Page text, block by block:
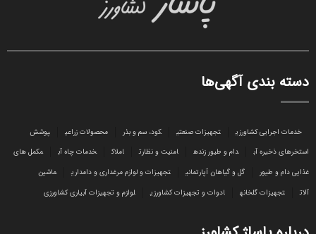
دسته بندی آگهی‌ها
خدمات اجرایی کشاورزی تجهیزات صنعتی کود، سم و بذر محصولات زراعی
پوشش
استخرهای ذخیره آب
دام و طیور زنده امنیت و نظارت املاک خدمات چاه آب
مکمل های
غذایی دام و طیور
گل و گیاهان آپارتمانی تجهیزات و لوازم مرغداری و دامداری
ماشین
آلات
تجهیزات گلخانه ادوات و تجهیزات کشاورزی لوازم و تجهیزات آبیاری کشاورزی